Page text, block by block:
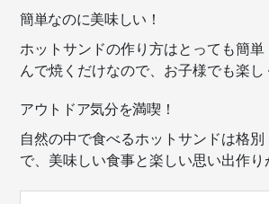
簡単なのに美味しい！
ホットサンドの作り方はとっても簡
んで焼くだけなので、お子様でも楽し
アウトドア気分を満喫！
自然の中で食べるホットサンドは格
で、美味しい食事と楽しい思い出作り